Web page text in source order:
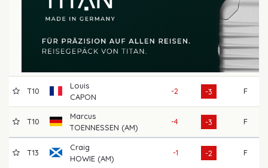
T10
Louis
CAPON
-2 -3 F
T10
Marcus
TOENNESSEN (AM)
-4 -3 F
T13
Craig
HOWIE (AM)
-1 -2 F